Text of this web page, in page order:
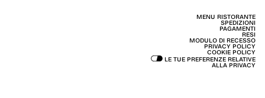
MENU RISTORANTE
SPEDIZIONI
PAGAMENTI
RESI
MODULO DI RECESSO
PRIVACY POLICY
COOKIE POLICY
LE TUE PREFERENZE RELATIVE
ALLA PRIVACY